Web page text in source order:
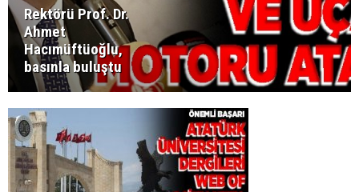
Rektörü Prof. Dr.
Ahmet
Hacımüftüoğlu,
basınla buluştu